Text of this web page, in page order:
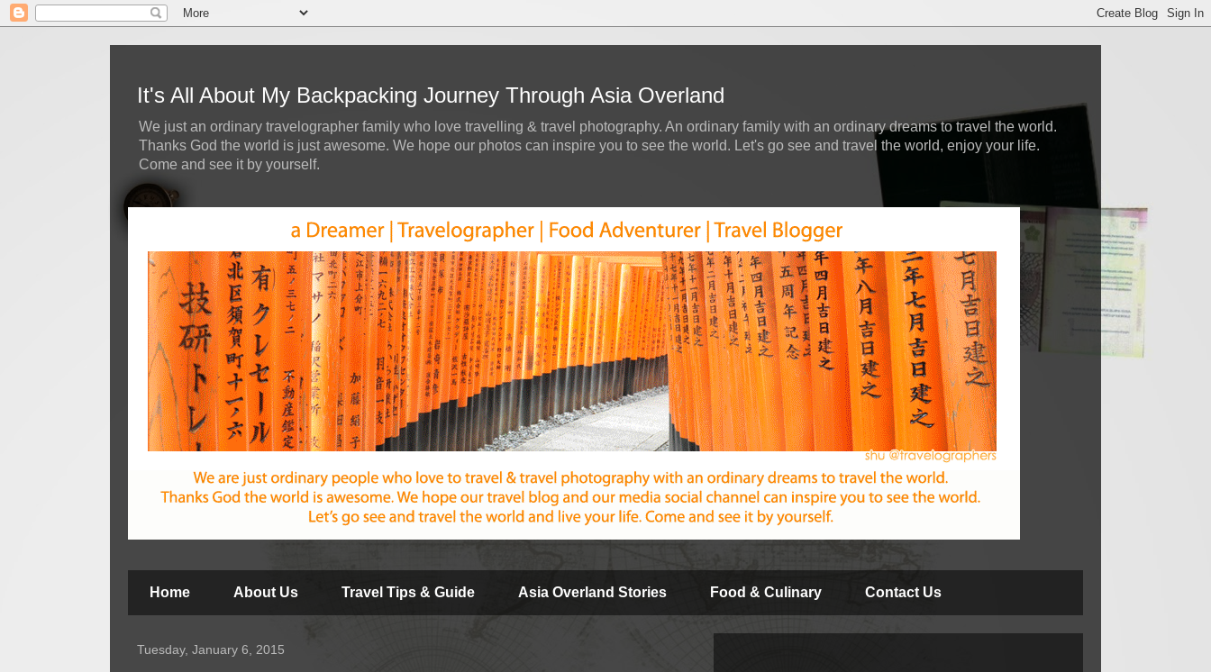
It's All About My Backpacking Journey Through Asia Overland
We just an ordinary travelographer family who love travelling & travel photography. An ordinary family with an ordinary dreams to travel the world.
Thanks God the world is just awesome. We hope our photos can inspire you to see the world. Let's go see and travel the world, enjoy your life.
Come and see it by yourself.
Home About Us Travel Tips & Guide Asia Overland Stories Food & Culinary Contact Us
Tuesday, January 6, 2015